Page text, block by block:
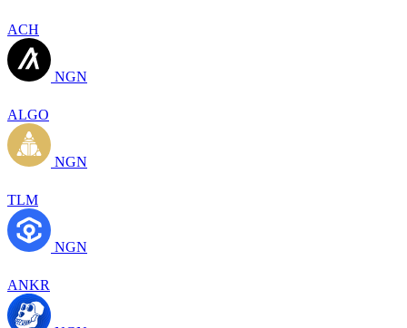
ACH
NGN
ALGO
NGN
TLM
NGN
ANKR